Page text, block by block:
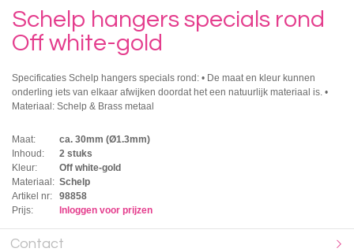
Schelp hangers specials rond
Off white-gold
Specificaties Schelp hangers specials rond: • De maat en kleur kunnen
onderling iets van elkaar afwijken doordat het een natuurlijk materiaal is. •
Materiaal: Schelp & Brass metaal
Maat:
ca. 30mm (Ø1.3mm)
Inhoud:
2 stuks
Kleur:
Off white-gold
Materiaal: Schelp
Artikel nr:
98858
Prijs:
Inloggen voor prijzen
Contact